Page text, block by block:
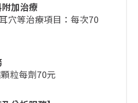
加治療
穴等治療項目：每次70
粒每劑70元